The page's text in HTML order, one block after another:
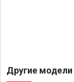
Другие модели